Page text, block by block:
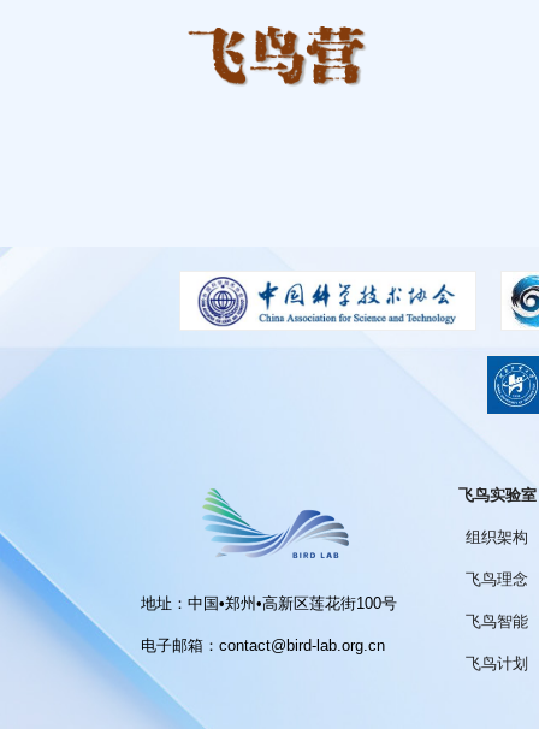
地址：中国•郑州•高新区莲花街100号
电子邮箱：contact@bird-lab.org.cn
飞鸟实验室
组织架构
飞鸟理念
飞鸟智能
飞鸟计划